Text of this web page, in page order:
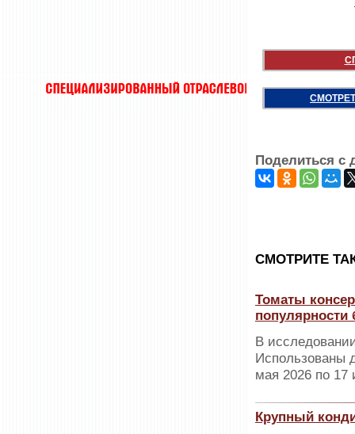
Поделиться с
CМОТРИТЕ
Томаты
популярности
В
Использованы
мая 2026 по 17
Крупный